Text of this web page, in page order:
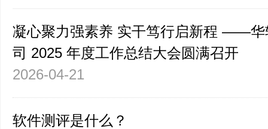
凝心聚力强素养 实干笃行启新程 ——华
司 2025 年度工作总结大会圆满召开
2026-04-21
软件测评是什么？